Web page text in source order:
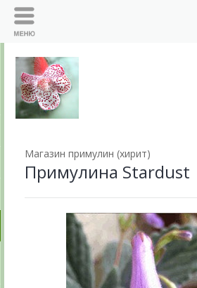
Магазин примулин (хирит)
Примулина Stardust